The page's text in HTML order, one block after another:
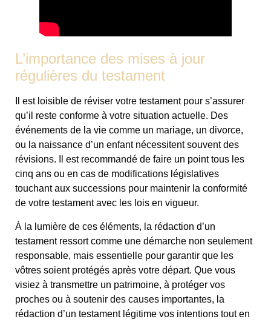
L’importance des mises à jour
régulières du testament
Il est loisible de réviser votre testament pour s’assurer
qu’il reste conforme à votre situation actuelle. Des
événements de la vie comme un mariage, un divorce,
ou la naissance d’un enfant nécessitent souvent des
révisions. Il est recommandé de faire un point tous les
cinq ans ou en cas de modifications législatives
touchant aux successions pour maintenir la conformité
de votre testament avec les lois en vigueur.
À la lumière de ces éléments, la rédaction d’un
testament ressort comme une démarche non seulement
responsable, mais essentielle pour garantir que les
vôtres soient protégés après votre départ. Que vous
visiez à transmettre un patrimoine, à protéger vos
proches ou à soutenir des causes importantes, la
rédaction d’un testament légitime vos intentions tout en